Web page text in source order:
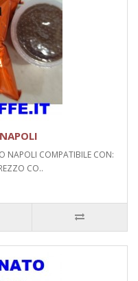
NAPOLI COMPATIBILE CON:
CO..